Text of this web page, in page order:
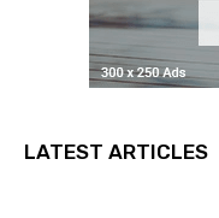
LATEST ARTICLES